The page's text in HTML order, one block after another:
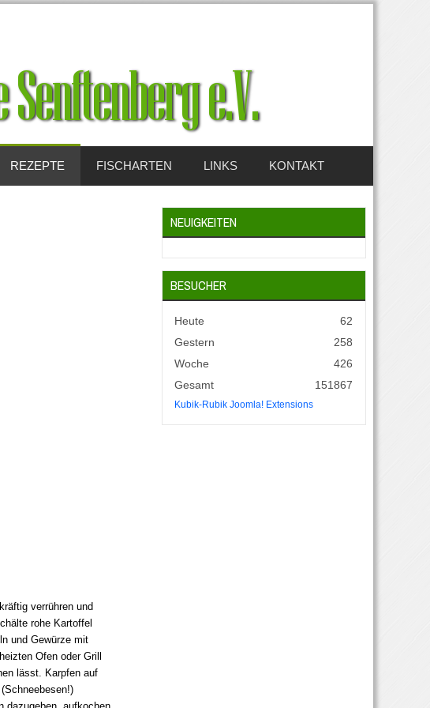
REZEPTE FISCHARTEN LINKS KONTAKT
verrühren und
rohe Kartoffel
und Gewürze mit
Ofen oder Grill
lässt. Karpfen auf
NEUIGKEITEN
BESUCHER
Heute
62
Gestern
258
Woche
426
Gesamt
151867
Kubik-Rubik Joomla! Extensions